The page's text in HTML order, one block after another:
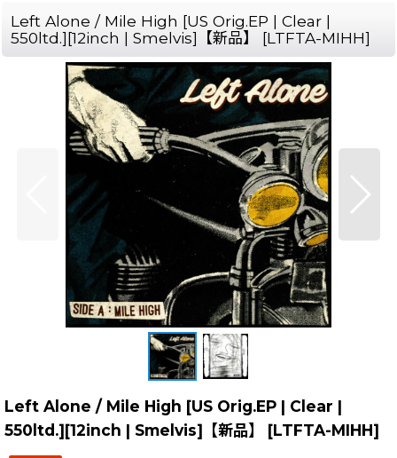
Left Alone ‎/ Mile High [US Orig.EP | Clear |
550ltd.][12inch | Smelvis]【新品】
[LTFTA-MIHH]
Left Alone ‎/ Mile High [US Orig.EP | Clear |
550ltd.][12inch | Smelvis]【新品】
[LTFTA-MIHH]